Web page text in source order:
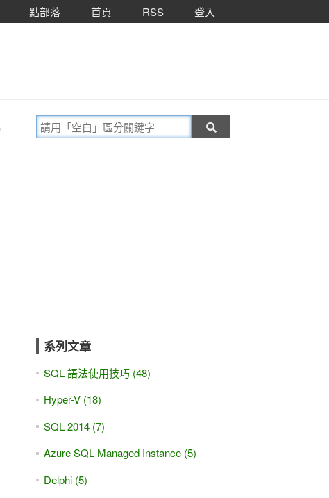
點部落 首頁 RSS 登入
系列文章
SQL 語法使用技巧 (48)
Hyper-V (18)
SQL 2014 (7)
Azure SQL Managed Instance (5)
Delphi (5)